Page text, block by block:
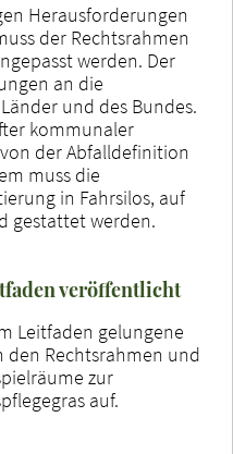
Herausforderungen
der Rechtsrahmen
werden. Der
an die
und des Bundes.
kommunaler
der Abfalldefinition
muss die
in Fahrsilos, auf
gestattet werden.
veröffentlicht
Leitfaden gelungene
den Rechtsrahmen und
zur
auf.